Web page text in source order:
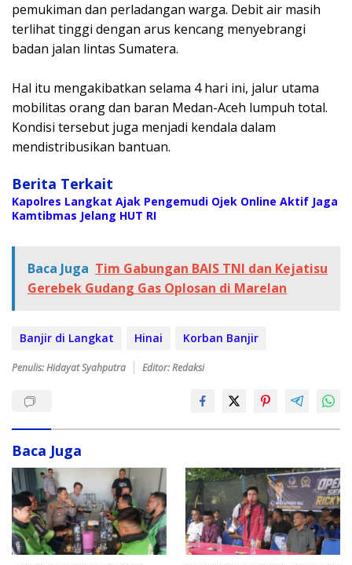
pemukiman dan perladangan warga. Debit air masih
terlihat tinggi dengan arus kencang menyebrangi
badan jalan lintas Sumatera.
‎Hal itu mengakibatkan selama 4 hari ini, jalur utama
mobilitas orang dan baran Medan-Aceh lumpuh total.
Kondisi tersebut juga menjadi kendala dalam
mendistribusikan bantuan.
Berita Terkait
Kapolres Langkat Ajak Pengemudi Ojek Online Aktif Jaga
Kamtibmas Jelang HUT RI
Baca Juga Tim Gabungan BAIS TNI dan Kejatisu
Gerebek Gudang Gas Oplosan di Marelan
Banjir di Langkat Hinai Korban Banjir
Penulis: Hidayat Syahputra Editor: Redaksi
Baca Juga